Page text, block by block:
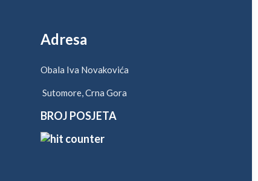
Adresa
Obala Iva Novakovića
Sutomore, Crna Gora
BROJ POSJETA